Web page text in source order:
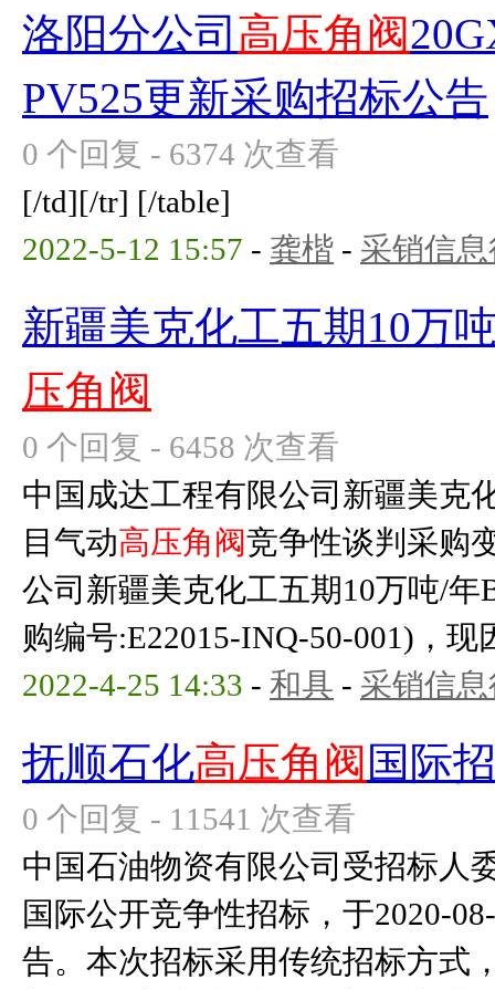
洛阳分公司 高压角阀
PV525更新采购招标公告
0 个回复 - 6374 次查看
[/td][/tr] [/table]
2022-5-12 15:57 - 龚楷 - 采销信
新疆美克化工五期10万
压角阀
0 个回复 - 6458 次查看
中国成达工程有限公司新疆美克
目气动高压角阀竞争性谈判采购
公司新疆美克化工五期10万吨/年
购编号:E22015-INQ-50-001)，
2022-4-25 14:33 - 和具 - 采销信
抚顺石化高压角阀 国际
0 个回复 - 11541 次查看
中国石油物资有限公司受招标人
国际公开竞争性招标，于2020-
告。本次招标采用传统招标方式